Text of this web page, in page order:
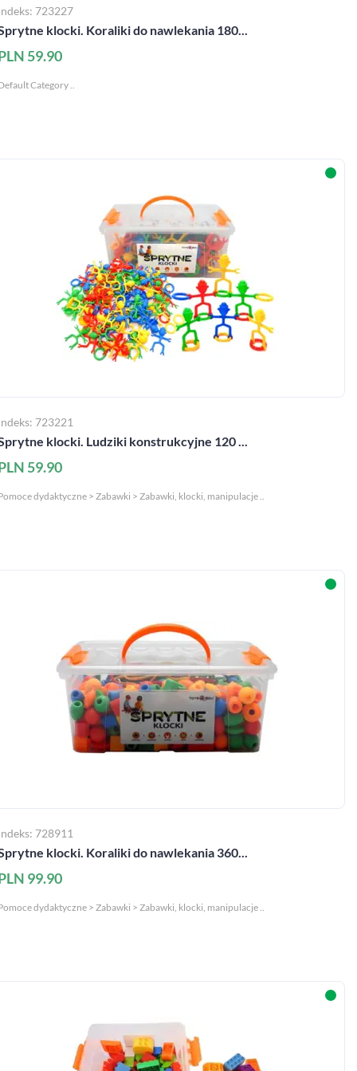
723227
klocki. Koraliki do nawlekania 180...
59.90
Category ..
723221
klocki. Ludziki konstrukcyjne 120 ...
59.90
dydaktyczne > Zabawki > Zabawki, klocki, manipulacje ..
728911
klocki. Koraliki do nawlekania 360...
99.90
dydaktyczne > Zabawki > Zabawki, klocki, manipulacje ..